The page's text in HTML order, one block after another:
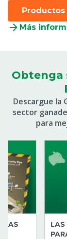
Más
Obtenga
Descargue la
sector
para
LAS